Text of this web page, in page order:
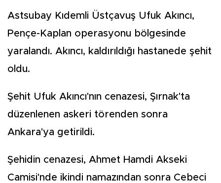
Astsubay Kıdemli Üstçavuş Ufuk Akıncı,
Pençe-Kaplan operasyonu bölgesinde
yaralandı. Akıncı, kaldırıldığı hastanede şehit
oldu.
Şehit Ufuk Akıncı'nın cenazesi, Şırnak'ta
düzenlenen askeri törenden sonra
Ankara'ya getirildi.
Şehidin cenazesi, Ahmet Hamdi Akseki
Camisi'nde ikindi namazından sonra Cebeci